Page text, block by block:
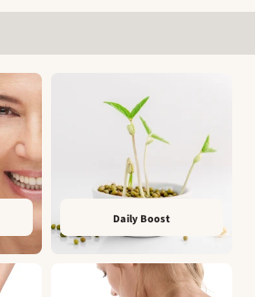
Daily Boost